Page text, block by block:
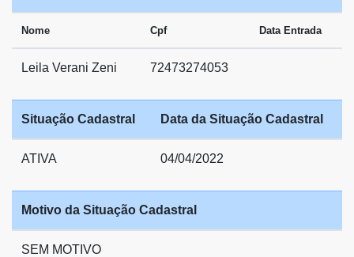
Nome Cpf Data Entrada
Leila Verani Zeni 72473274053
Situação Cadastral Data da Situação Cadastral
ATIVA 04/04/2022
Motivo da Situação Cadastral
SEM MOTIVO